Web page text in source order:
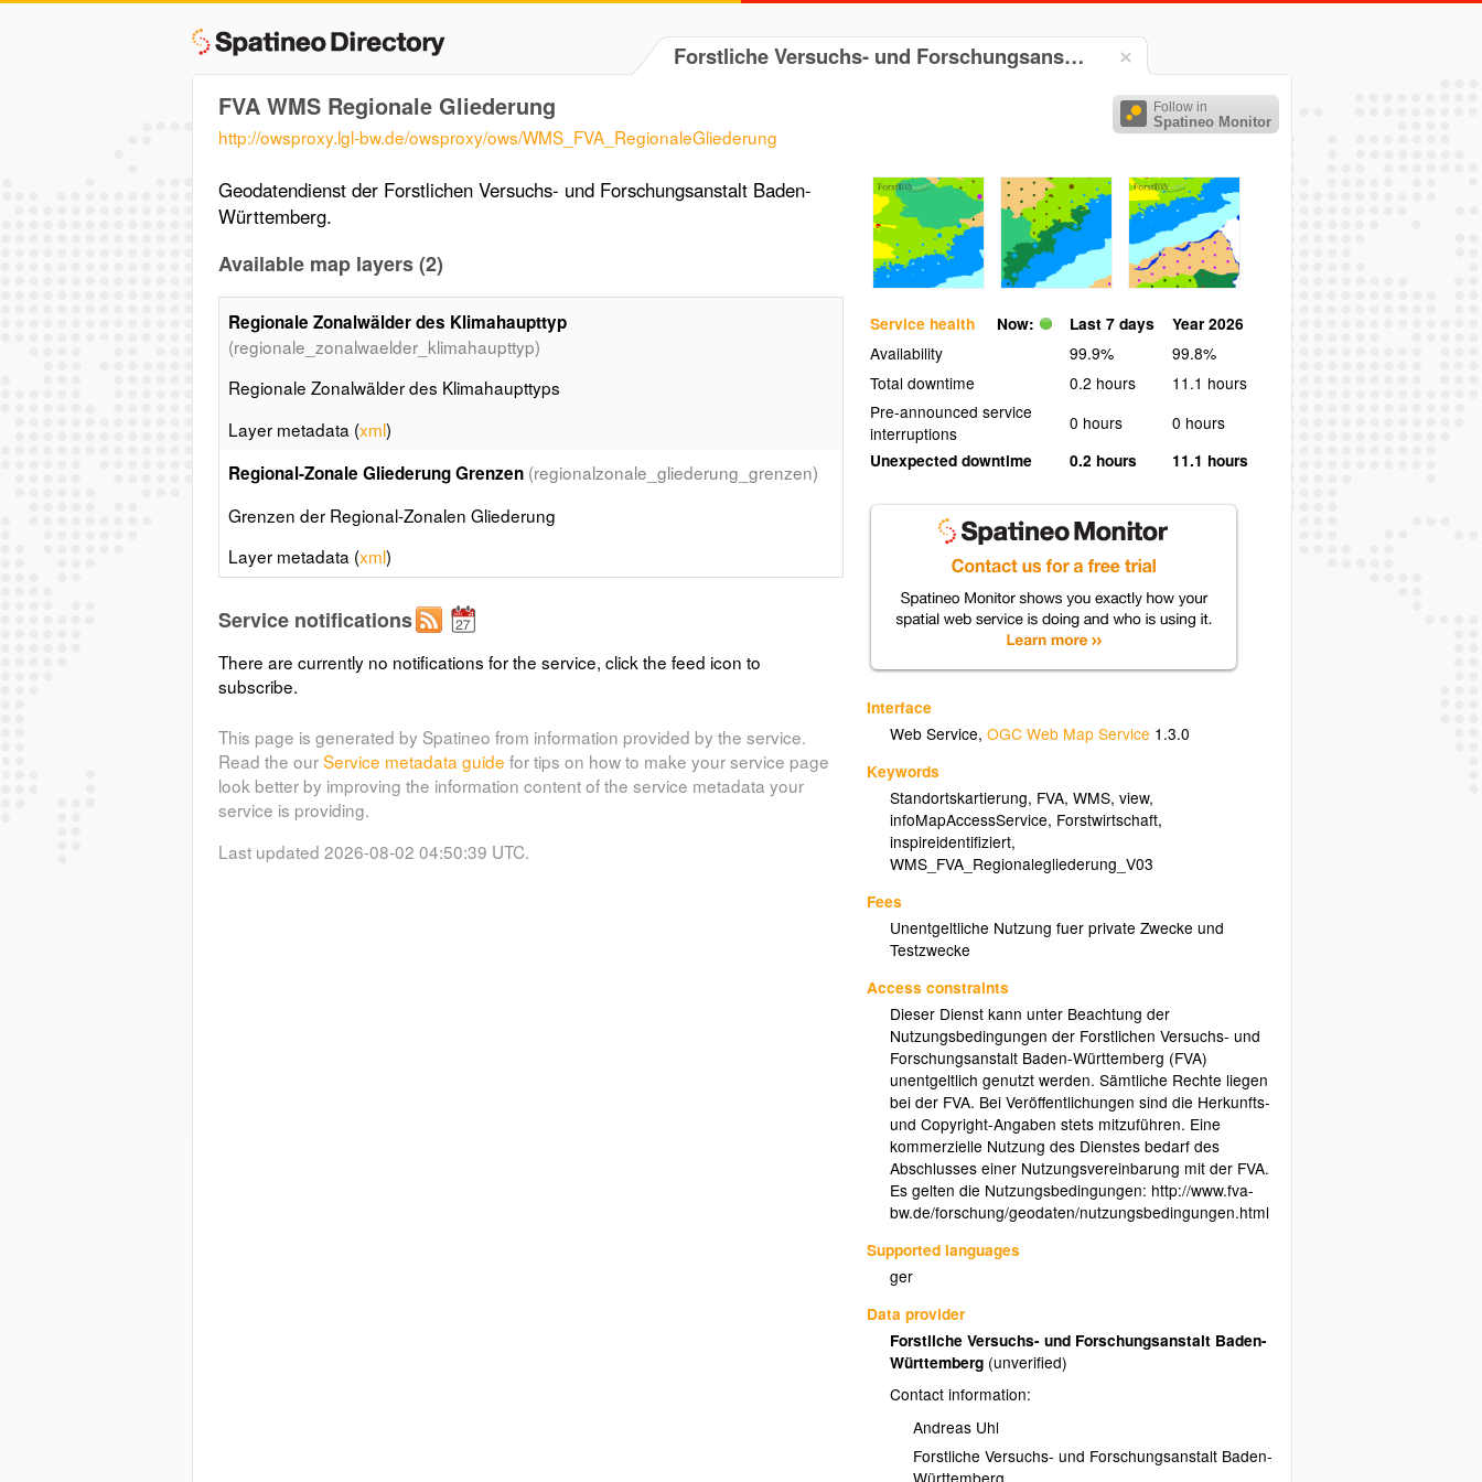
Forstliche Versuchs- und Forschungsans…
Follow in
Spatineo Monitor
FVA WMS Regionale Gliederung
http://owsproxy.lgl-bw.de/owsproxy/ows/WMS_FVA_RegionaleGliederung
Service health Now: Last 7 days
Year 2026
Availability
99.9%
99.8%
Total downtime
0.2 hours
11.1 hours
Pre-announced service
interruptions
0 hours
0 hours
Unexpected downtime
0.2 hours 11.1 hours
Interface
Web Service,OGC Web Map Service 1.3.0
Keywords
Standortskartierung, FVA,WMS,view,
infoMapAccessService, Forstwirtschaft,
inspireidentifiziert,
WMS_FVA_Regionalegliederung_V03
Fees
Unentgeltliche Nutzung fuer private Zwecke und
Testzwecke
Access constraints
Dieser Dienst kann unter Beachtung der
Nutzungsbedingungen der Forstlichen Versuchs- und
Forschungsanstalt Baden-Württemberg (FVA)
unentgeltlich genutzt werden. Sämtliche Rechte liegen
bei der FVA. Bei Veröffentlichungen sind die Herkunfts-
und Copyright-Angaben stets mitzuführen. Eine
kommerzielle Nutzung des Dienstes bedarf des
Abschlusses einer Nutzungsvereinbarung mit der FVA.
Es gelten die Nutzungsbedingungen: http://www.fva-
bw.de/forschung/geodaten/nutzungsbedingungen.html
Supported languages
ger
Data provider
Forstliche Versuchs- und Forschungsanstalt Baden-
Württemberg (unverified)
Contact information:
Andreas Uhl
Forstliche Versuchs- und Forschungsanstalt Baden-
Württemberg
Geodatendienst der Forstlichen Versuchs- und Forschungsanstalt Baden-
Württemberg.
Available map layers (2)
Regionale Zonalwälder des Klimahaupttyp
(regionale_zonalwaelder_klimahaupttyp)
Regionale Zonalwälder des Klimahaupttyps
Layer metadata (xml)
Regional-Zonale Gliederung Grenzen (regionalzonale_gliederung_grenzen)
Grenzen der Regional-Zonalen Gliederung
Layer metadata (xml)
Service notifications
There are currently no notifications for the service, click the feed icon to
subscribe.
This page is generated by Spatineo from information provided by the service.
Read the ourService metadata guide for tips on how to make your service page
look better by improving the information content of the service metadata your
service is providing.
Last updated 2026-08-02 04:50:39 UTC.